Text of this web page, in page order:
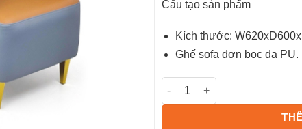
Cấu tạo sản phẩm
Kích thước:
Ghế sofa đơn bọc da PU.
Ghế sofa đơn SP234 số lượng